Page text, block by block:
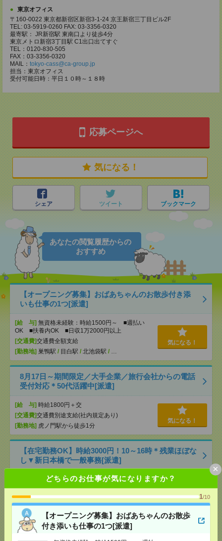
どちらのお仕事が気になりますか？
1/10
【オープニング募集】おばあちゃんのお散歩
付き添いも仕事の1つ[派遣]
×
東京オフィス
〒160-0022 東京都新宿区新宿3-1-24 京王新宿三丁目ビル2F
TEL: 03-5919-0260 FAX: 03-3356-0320
最寄駅： JR新宿駅 東南口より徒歩4分
東京メトロ新宿3丁目駅 C1出口出てすぐ
TEL：0120-830-505
FAX：03-3356-0320
MAIL： tokyo-cass@ca-group.jp
担当：東京オフィス
受付可能日時：平日１０時～１８時
応募ページへ
気になる！
シェア ツイート ブックマーク
あなたの閲覧履歴からの
おすすめ
【オープニング募集】おばあちゃんのお散歩付き添
いも仕事の1つ[派遣]
[給 与] 無資格未経験：時給1500円～ ■週払い
OK ■扶養内OK ■日収1万2000円以上
[交通費]交通費全額支給
[勤務地] 巣鴨駅 / 目白駅 / 北池袋駅 / …
気になる！
8月17日～期間限定／大手企業／旅行会社からの電話
受付対応＊50代活躍中[派遣]
[給 与] 時給1800円＋交
[交通費]交通費別途支給(社内規定あり)
[勤務地] 虎ノ門駅から徒歩1分
気になる！
【在宅勤務OK】時給3000円！10～16時＊残業ほぼな
し▼新日本橋で一般事務[派遣]
時給3000円 月収例 30万円 時給3000円×
実働5h×週5日×4週 ※月収例を保証するものではあ
りません。※給与即受取りサービス利用可（利用条
件有）
[交通費]
1ヶ月3万円を上限として実費支給
[月収例]
30万円～
[勤務地]新日本橋駅から徒歩3分
気になる！